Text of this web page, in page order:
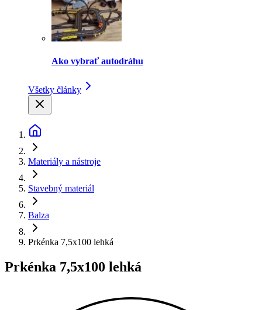
Ako vybrať autodráhu
Všetky články
Materiály a nástroje
Stavebný materiál
Balza
Prkénka 7,5x100 lehká
Prkénka 7,5x100 lehká